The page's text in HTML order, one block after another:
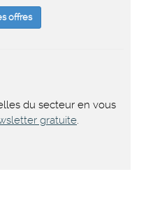
offres
du secteur en vous
gratuite.